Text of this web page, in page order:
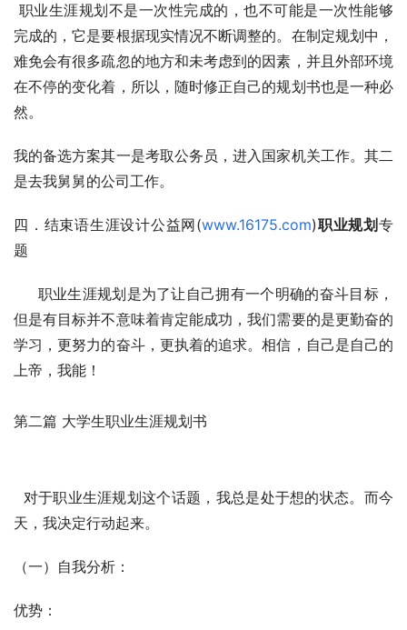
职业生涯规划不是一次性完成的，也不可能是一次性能够
完成的，它是要根据现实情况不断调整的。在制定规划中，
难免会有很多疏忽的地方和未考虑到的因素，并且外部环境
在不停的变化着，所以，随时修正自己的规划书也是一种必
然。
我的备选方案其一是考取公务员，进入国家机关工作。其二
是去我舅舅的公司工作。
四．结束语生涯设计公益网(www.16175.com)职业规划专
题
职业生涯规划是为了让自己拥有一个明确的奋斗目标，
但是有目标并不意味着肯定能成功，我们需要的是更勤奋的
学习，更努力的奋斗，更执着的追求。相信，自己是自己的
上帝，我能！
第二篇 大学生职业生涯规划书
对于职业生涯规划这个话题，我总是处于想的状态。而今
天，我决定行动起来。
（一）自我分析：
优势：